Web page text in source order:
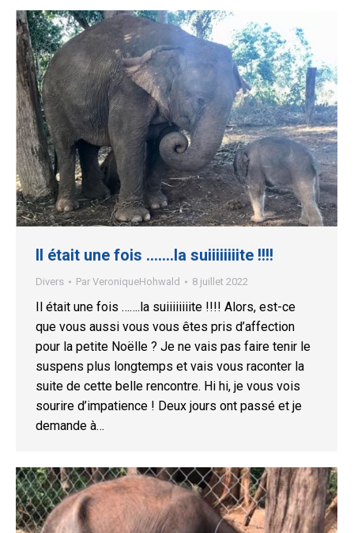
Il était une fois …….la suiiiiiiiite !!!!
Divers Par VeroniqueHohwald 8 juillet 2022
Il était une fois …….la suiiiiiiiite !!!! Alors, est-ce
que vous aussi vous vous êtes pris d’affection
pour la petite Noëlle ? Je ne vais pas faire tenir le
suspens plus longtemps et vais vous raconter la
suite de cette belle rencontre. Hi hi, je vous vois
sourire d’impatience ! Deux jours ont passé et je
demande à…